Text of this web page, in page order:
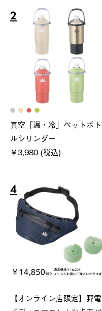
2
真空「温・冷」ペットボト
ルシリンダー
￥3,980 (税込)
4
【オンライン店限定】野電